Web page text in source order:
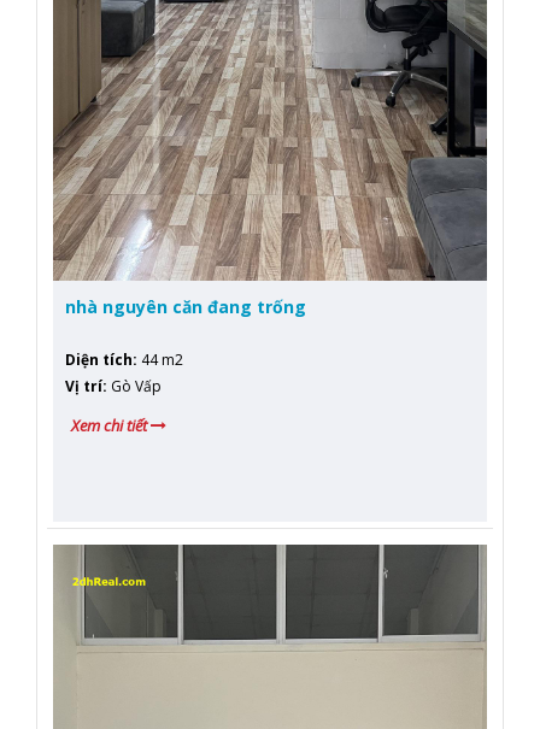
nhà nguyên căn đang trống
Diện tích: 44 m2
Vị trí: Gò Vấp
Xem chi tiết